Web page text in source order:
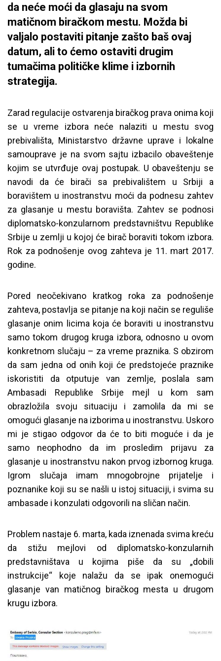
da neće moći da glasaju na svom
matičnom biračkom mestu. Možda bi
valjalo postaviti pitanje zašto baš ovaj
datum, ali to ćemo ostaviti drugim
tumačima političke klime i izbornih
strategija.
Zarad regulacije ostvarenja biračkog prava onima koji
se u vreme izbora neće nalaziti u mestu svog
prebivališta, Ministarstvo državne uprave i lokalne
samouprave je na svom sajtu izbacilo obaveštenje
kojim se utvrđuje ovaj postupak. U obaveštenju se
navodi da će birači sa prebivalištem u Srbiji a
boravištem u inostranstvu moći da podnesu zahtev
za glasanje u mestu boravišta. Zahtev se podnosi
diplomatsko-konzularnom predstavništvu Republike
Srbije u zemlji u kojoj će birač boraviti tokom izbora.
Rok za podnošenje ovog zahteva je 11. mart 2017.
godine.
Pored neočekivano kratkog roka za podnošenje
zahteva, postavlja se pitanje na koji način se reguliše
glasanje onim licima koja će boraviti u inostranstvu
samo tokom drugog kruga izbora, odnosno u ovom
konkretnom slučaju – za vreme praznika. S obzirom
da sam jedna od onih koji će predstojeće praznike
iskoristiti da otputuje van zemlje, poslala sam
Ambasadi Republike Srbije mejl u kom sam
obrazložila svoju situaciju i zamolila da mi se
omogući glasanje na izborima u inostranstvu. Uskoro
mi je stigao odgovor da će to biti moguće i da je
samo neophodno da im prosledim prijavu za
glasanje u inostranstvu nakon prvog izbornog kruga.
Igrom slučaja imam mnogobrojne prijatelje i
poznanike koji su se našli u istoj situaciji, i svima su
ambasade i konzulati odgovorili na sličan način.
Problem nastaje 6. marta, kada iznenada svima kreću
da stižu mejlovi od diplomatsko-konzularnih
predstavništava u kojima piše da su „dobili
instrukcije“ koje nalažu da se ipak onemogući
glasanje van matičnog biračkog mesta u drugom
krugu izbora.